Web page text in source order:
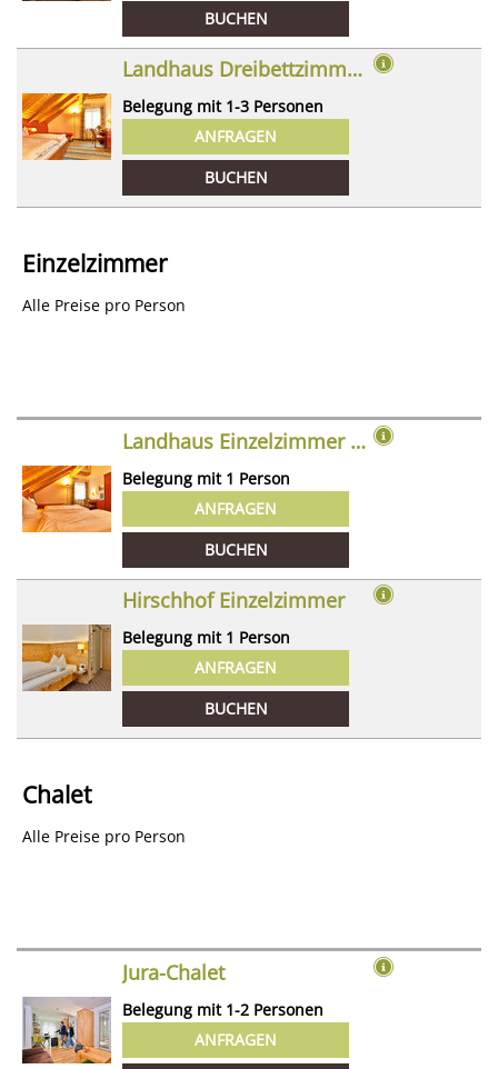
BUCHEN
Landhaus Dreibettzimmer (Dependance)
Belegung mit 1-3 Personen
ANFRAGEN
BUCHEN
Einzelzimmer
Alle Preise pro Person
Landhaus Einzelzimmer (Dependance)
Belegung mit 1 Person
ANFRAGEN
BUCHEN
Hirschhof Einzelzimmer
Belegung mit 1 Person
ANFRAGEN
BUCHEN
Chalet
Alle Preise pro Person
Jura-Chalet
Belegung mit 1-2 Personen
ANFRAGEN